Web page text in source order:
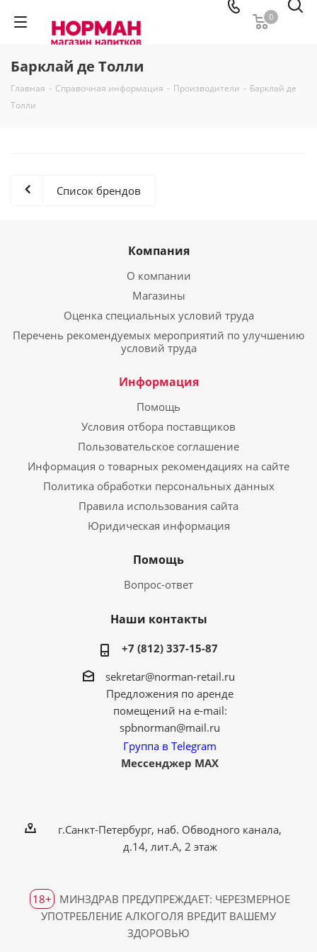
0
Барклай де Толли
Главная - Справочная информация - Производители - Барклай де
Толли
Список брендов
Компания
О компании
Магазины
Оценка специальных условий труда
Перечень рекомендуемых мероприятий по улучшению
условий труда
Информация
Помощь
Условия отбора поставщиков
Пользовательское соглашение
Информация о товарных рекомендациях на сайте
Политика обработки персональных данных
Правила использования сайта
Юридическая информация
Помощь
Вопрос-ответ
Наши контакты
+7 (812) 337-15-87
sekretar@norman-retail.ru
Предложения по аренде
помещений на e-mail:
spbnorman@mail.ru
Группа в Telegram
Мессенджер MAX
г.Санкт-Петербург, наб. Обводного канала,
д.14, лит.А, 2 этаж
18+
МИНЗДРАВ ПРЕДУПРЕЖДАЕТ: ЧЕРЕЗМЕРНОЕ
УПОТРЕБЛЕНИЕ АЛКОГОЛЯ ВРЕДИТ ВАШЕМУ
ЗДОРОВЬЮ